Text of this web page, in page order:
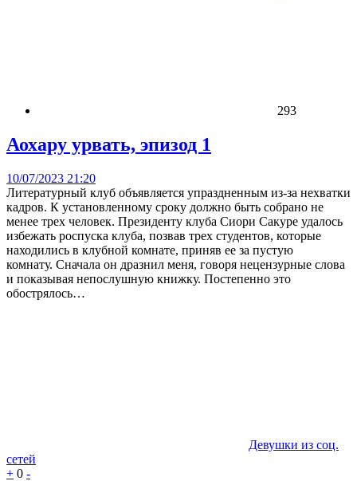
293
Аохару урвать, эпизод 1
10/07/2023 21:20
Литературный клуб объявляется упраздненным из-за нехватки
кадров. К установленному сроку должно быть собрано не
менее трех человек. Президенту клуба Сиори Сакуре удалось
избежать роспуска клуба, позвав трех студентов, которые
находились в клубной комнате, приняв ее за пустую
комнату. Сначала он дразнил меня, говоря нецензурные слова
и показывая непослушную книжку. Постепенно это
обострялось…
Девушки из соц.
сетей
+ 0 -